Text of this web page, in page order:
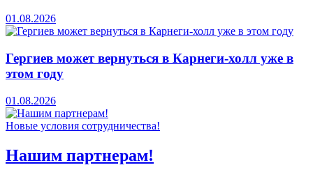
01.08.2026
Гергиев может вернуться в Карнеги-холл уже в
этом году
01.08.2026
Новые условия сотрудничества!
Нашим партнерам!